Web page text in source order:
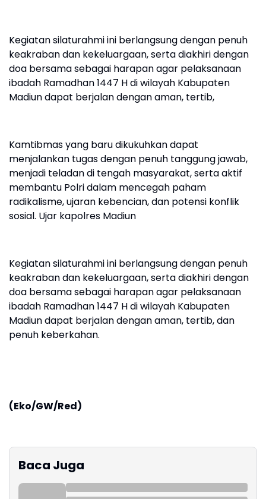
Kegiatan silaturahmi ini berlangsung dengan penuh
keakraban dan kekeluargaan, serta diakhiri dengan
doa bersama sebagai harapan agar pelaksanaan
ibadah Ramadhan 1447 H di wilayah Kabupaten
Madiun dapat berjalan dengan aman, tertib,
Kamtibmas yang baru dikukuhkan dapat
menjalankan tugas dengan penuh tanggung jawab,
menjadi teladan di tengah masyarakat, serta aktif
membantu Polri dalam mencegah paham
radikalisme, ujaran kebencian, dan potensi konflik
sosial. Ujar kapolres Madiun
Kegiatan silaturahmi ini berlangsung dengan penuh
keakraban dan kekeluargaan, serta diakhiri dengan
doa bersama sebagai harapan agar pelaksanaan
ibadah Ramadhan 1447 H di wilayah Kabupaten
Madiun dapat berjalan dengan aman, tertib, dan
penuh keberkahan.
(Eko/GW/Red)
Baca Juga